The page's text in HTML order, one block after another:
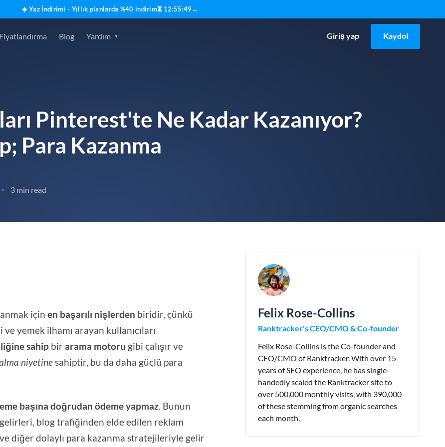
☀️ Yaz İndirimi - Yıllık planlarda %40 indirim⏳ 12:55:48→
Fiyatlandırma Blog Yardım Giriş yap Kaydol
Pinterest'te Ne Kadar Kazanıyor?
Para Kazanma
• 3 min read
içinen başarılı nişlerden biridir, çünkü
yemek ilhamı arayan kullanıcıları
sahip birarama motoru gibi çalışır ve
niyetinesahiptir, bu da daha güçlü para
başına doğrudan ödeme yapmaz. Bunun
blog trafiğinden elde edilen reklam
diğer dolaylı para kazanma stratejileriyle gelir
Felix Rose-Collins
Ranktracker's CEO/CMO & Co-founder
Felix Rose-Collins is the Co-founder and
CEO/CMO of Ranktracker. With over 15
years of SEO experience, he has single-
handedly scaled the Ranktracker site to
over 500,000 monthly visits, with 390,000
of these stemming from organic searches
each month.